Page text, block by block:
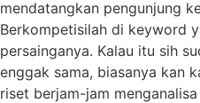
mendatangkan pengunjung
Berkompetisilah di keyword
persainganya. Kalau itu sih
enggak sama, biasanya kan
riset berjam-jam